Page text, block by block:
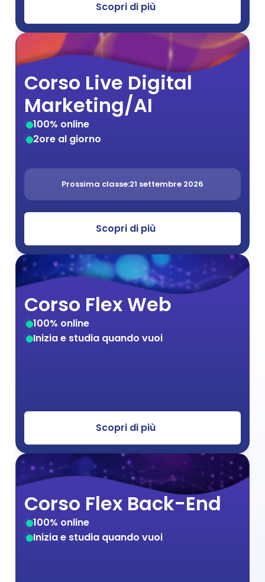
Scopri di più
Corso Live Digital
Marketing/AI
100% online
2ore al giorno
Prossima classe:21 settembre 2026
Scopri di più
Corso Flex Web
100% online
Inizia e studia quando vuoi
Scopri di più
Corso Flex Back-End
100% online
Inizia e studia quando vuoi